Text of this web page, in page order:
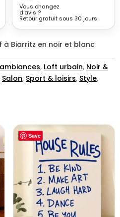
Vous changez
d'avis ?
Retour gratuit sous 30 jours
à Biarritz en noir et blanc
, Loft urbain, Noir &
Salon, Sport & loisirs, Style,
Save